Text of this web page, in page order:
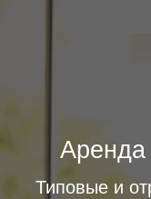
Типовые и